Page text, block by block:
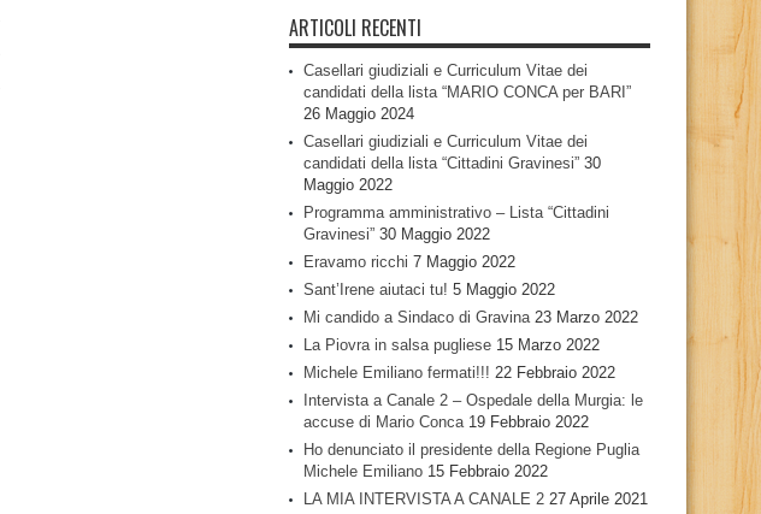
ARTICOLI RECENTI
Casellari giudiziali e Curriculum Vitae dei
candidati della lista “MARIO CONCA per BARI”
26 Maggio 2024
Casellari giudiziali e Curriculum Vitae dei
candidati della lista “Cittadini Gravinesi” 30
Maggio 2022
Programma amministrativo – Lista “Cittadini
Gravinesi” 30 Maggio 2022
Eravamo ricchi 7 Maggio 2022
Sant’Irene aiutaci tu! 5 Maggio 2022
Mi candido a Sindaco di Gravina 23 Marzo 2022
La Piovra in salsa pugliese 15 Marzo 2022
Michele Emiliano fermati!!! 22 Febbraio 2022
Intervista a Canale 2 – Ospedale della Murgia: le
accuse di Mario Conca 19 Febbraio 2022
Ho denunciato il presidente della Regione Puglia
Michele Emiliano 15 Febbraio 2022
LA MIA INTERVISTA A CANALE 2 27 Aprile 2021